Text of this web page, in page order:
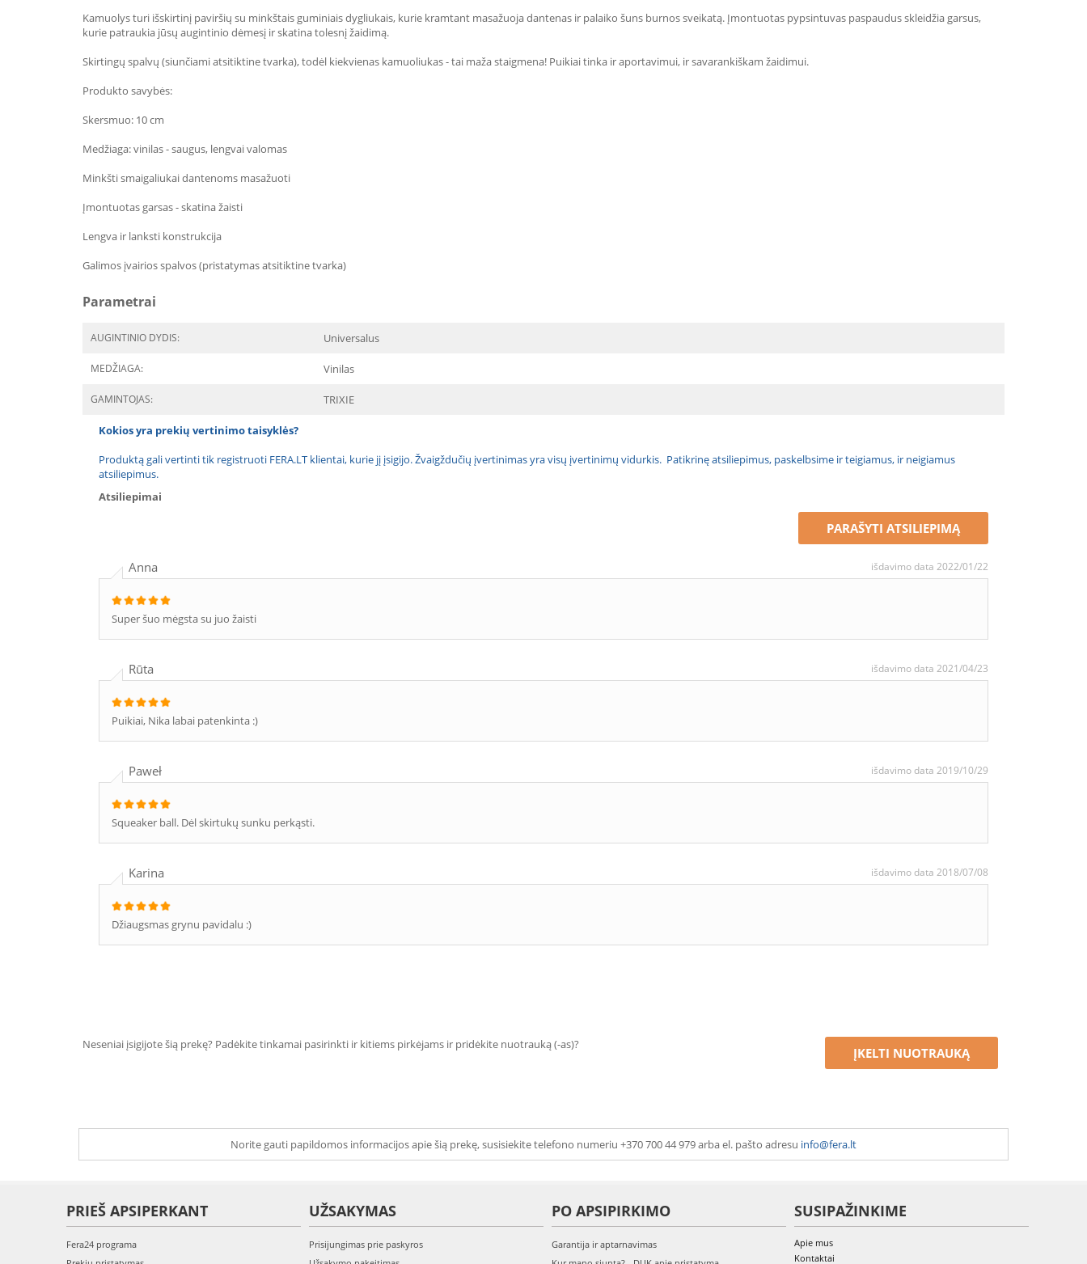
Kamuolys turi išskirtinį paviršių su minkštais guminiais dygliukais, kurie kramtant masažuoja dantenas ir palaiko šuns burnos sveikatą. Įmontuotas pypsintuvas paspaudus skleidžia garsus,
kurie patraukia jūsų augintinio dėmesį ir skatina tolesnį žaidimą.
Skirtingų spalvų (siunčiami atsitiktine tvarka), todėl kiekvienas kamuoliukas - tai maža staigmena! Puikiai tinka ir aportavimui, ir savarankiškam žaidimui.
Produkto savybės:
Skersmuo: 10 cm
Medžiaga: vinilas - saugus, lengvai valomas
Minkšti smaigaliukai dantenoms masažuoti
Įmontuotas garsas - skatina žaisti
Lengva ir lanksti konstrukcija
Galimos įvairios spalvos (pristatymas atsitiktine tvarka)
Parametrai
AUGINTINIO DYDIS: Universalus
MEDŽIAGA: Vinilas
GAMINTOJAS: TRIXIE
Kokios yra prekių vertinimo taisyklės?
Produktą gali vertinti tik registruoti FERA.LT klientai, kurie jį įsigijo. Žvaigždučių įvertinimas yra visų įvertinimų vidurkis. Patikrinę atsiliepimus, paskelbsime ir teigiamus, ir neigiamus
atsiliepimus.
Atsiliepimai
PARAŠYTI ATSILIEPIMĄ
Anna išdavimo data 2022/01/22
Super šuo mėgsta su juo žaisti
Rūta išdavimo data 2021/04/23
Puikiai, Nika labai patenkinta :)
Paweł išdavimo data 2019/10/29
Squeaker ball. Dėl skirtukų sunku perkąsti.
Karina išdavimo data 2018/07/08
Džiaugsmas grynu pavidalu :)
Neseniai įsigijote šią prekę? Padėkite tinkamai pasirinkti ir kitiems pirkėjams ir pridėkite nuotrauką (-as)?
ĮKELTI NUOTRAUKĄ
Norite gauti papildomos informacijos apie šią prekę, susisiekite telefono numeriu +370 700 44 979 arba el. pašto adresu info@fera.lt
PRIEŠ APSIPERKANT
Fera24 programa
UŽSAKYMAS
Prisijungimas prie paskyros
PO APSIPIRKIMO
Garantija ir aptarnavimas
SUSIPAŽINKIME
Apie mus
Kontaktai